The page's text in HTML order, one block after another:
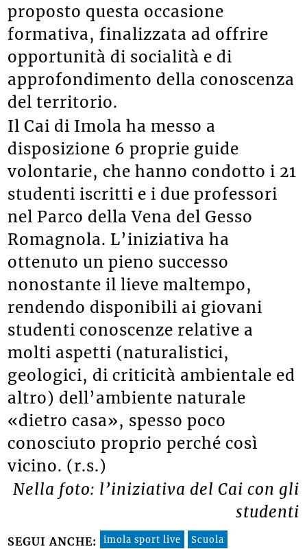
proposto questa occasione
formativa, finalizzata ad offrire
opportunità di socialità e di
approfondimento della conoscenza
del territorio.
Il Cai di Imola ha messo a
disposizione 6 proprie guide
volontarie, che hanno condotto i 21
studenti iscritti e i due professori
nel Parco della Vena del Gesso
Romagnola. L’iniziativa ha
ottenuto un pieno successo
nonostante il lieve maltempo,
rendendo disponibili ai giovani
studenti conoscenze relative a
molti aspetti (naturalistici,
geologici, di criticità ambientale ed
altro) dell’ambiente naturale
«dietro casa», spesso poco
conosciuto proprio perché così
vicino. (r.s.)
Nella foto: l’iniziativa del Cai con gli
studenti
SEGUI ANCHE: imola sport live Scuola